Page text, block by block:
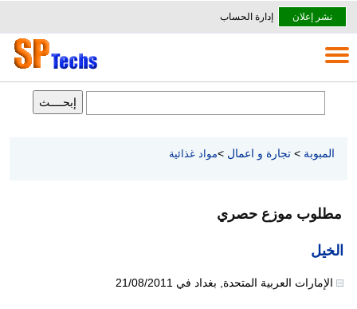
نشر إعلان إدارة الحساب
المبوبة > تجارة و اعمال >مواد غذائية
مطلوب موزع حصري
الخيل
الإمارات العربية المتحدة بغداد في 21/08/2011